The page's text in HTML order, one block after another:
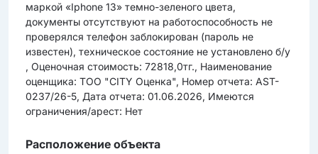
маркой «Iphone 13» темно-зеленого цвета,
документы отсутствуют на работоспособность не
проверялся телефон заблокирован (пароль не
известен), техническое состояние не установлено б/у
, Оценочная стоимость: 72818,0тг., Наименование
оценщика: ТОО "CITY Оценка", Номер отчета: AST-
0237/26-5, Дата отчета: 01.06.2026, Имеются
ограничения/арест: Нет
Расположение объекта